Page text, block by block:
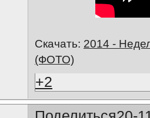
Скачать: 2014 -
(ФОТО)
+2